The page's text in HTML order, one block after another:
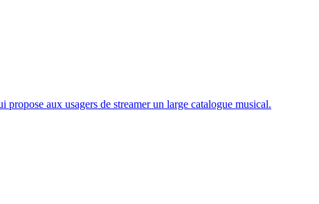
aux usagers de streamer un large catalogue musical.